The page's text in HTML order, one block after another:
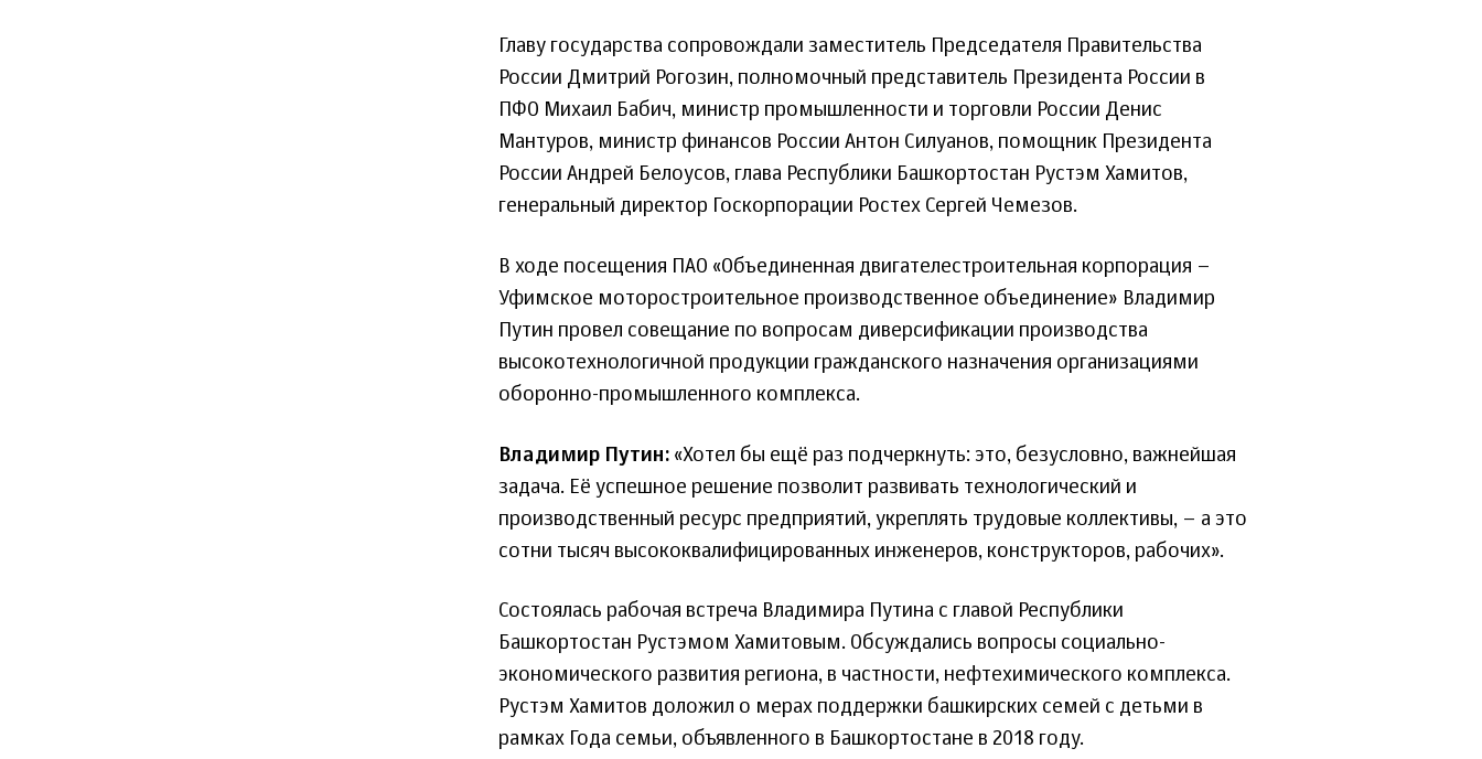
Главу государства сопровождали заместитель Председателя Правительства
России Дмитрий Рогозин, полномочный представитель Президента России в
ПФО Михаил Бабич, министр промышленности и торговли России Денис
Мантуров, министр финансов России Антон Силуанов, помощник Президента
России Андрей Белоусов, глава Республики Башкортостан Рустэм Хамитов,
генеральный директор Госкорпорации Ростех Сергей Чемезов.
В ходе посещения ПАО «Объединенная двигателестроительная корпорация –
Уфимское моторостроительное производственное объединение» Владимир
Путин провел совещание по вопросам диверсификации производства
высокотехнологичной продукции гражданского назначения организациями
оборонно-промышленного комплекса.
Владимир Путин: «Хотел бы ещё раз подчеркнуть: это, безусловно, важнейшая
задача. Её успешное решение позволит развивать технологический и
производственный ресурс предприятий, укреплять трудовые коллективы, – а это
сотни тысяч высококвалифицированных инженеров, конструкторов, рабочих».
Состоялась рабочая встреча Владимира Путина с главой Республики
Башкортостан Рустэмом Хамитовым. Обсуждались вопросы социально-
экономического развития региона, в частности, нефтехимического комплекса.
Рустэм Хамитов доложил о мерах поддержки башкирских семей с детьми в
рамках Года семьи, объявленного в Башкортостане в 2018 году.